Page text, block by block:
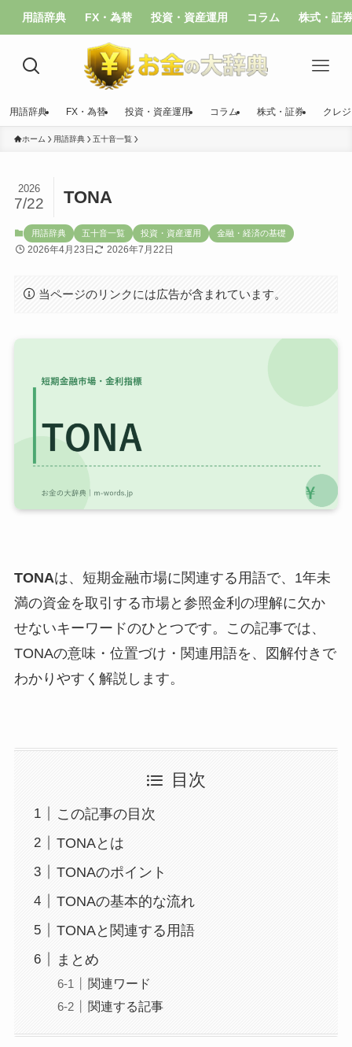
用語辞典 FX・為替 投資・資産運用 コラム 株式・証
用語辞典 FX・為替 投資・資産運用 コラム 株式・証券 クレ
ホーム 用語辞典 五十音一覧
TONA
2026
7/22
用語辞典 五十音一覧 投資・資産運用 金融・経済の基礎
2026年4月23日 2026年7月22日
当ページのリンクには広告が含まれています。
TONAは、短期金融市場に関連する用語で、1年未
満の資金を取引する市場と参照金利の理解に欠か
せないキーワードのひとつです。この記事では、
TONAの意味・位置づけ・関連用語を、図解付きで
わかりやすく解説します。
目次
この記事の目次
TONAとは
TONAのポイント
TONAの基本的な流れ
TONAと関連する用語
まとめ
関連ワード
関連する記事